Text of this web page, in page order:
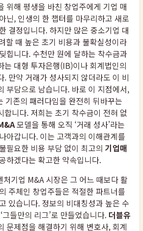
위해 평생을 바친 창업주에게 기업 매
닌, 인생의 한 챕터를 마무리하고 새로
결정입니다. 하지만 많은 중소기업 대
할 때 높은 초기 비용과 불확실성이라
힙니다. 수천만 원에 달하는 착수금과
는 대형 투자은행(IB)이나 회계법인의
. 만약 거래가 성사되지 않더라도 이 비
부담으로 남습니다. 바로 이 지점에서,
기존의 패러다임을 완전히 뒤바꾸는
합니다. 저희는 초기 착수금이 전혀 없
모델을 통해 오직 ‘거래 성사’라는
아갑니다. 이는 고객과의 이해관계를
필요한 비용 부담 없이 최고의 기업매
하겠다는 확고한 약속입니다.
기업 M&A 시장은 그 어느 때보다 활
주체인 창업주들은 적절한 파트너를
있습니다. 정보의 비대칭성과 높은 수
들만의 리그’로 만들었습니다. 더블유
문제점을 해결하기 위해 변호사, 회계